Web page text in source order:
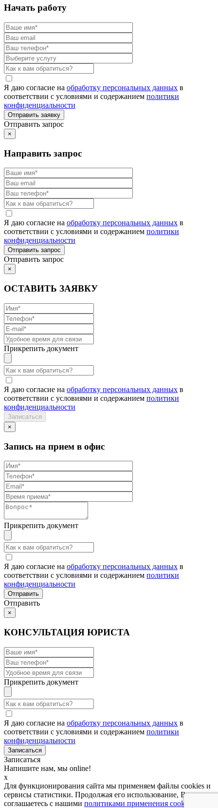
Начать работу
Я даю согласие на обработку персональных данных в
соответствии с условиями и содержанием политики
конфиденциальности
Отправить запрос
×
Направить запрос
Я даю согласие на обработку персональных данных в
соответствии с условиями и содержанием политики
конфиденциальности
Отправить запрос
×
ОСТАВИТЬ ЗАЯВКУ
Прикрепить документ
Я даю согласие на обработку персональных данных в
соответствии с условиями и содержанием политики
конфиденциальности
×
Запись на прием в офис
Прикрепить документ
Я даю согласие на обработку персональных данных в
соответствии с условиями и содержанием политики
конфиденциальности
Отправить
×
КОНСУЛЬТАЦИЯ ЮРИСТА
Прикрепить документ
Я даю согласие на обработку персональных данных в
соответствии с условиями и содержанием политики
конфиденциальности
Записаться
Напишите нам, мы online!
x
Для функционирования сайта мы применяем файлы cookies и
сервисы статистики. Продолжая его использование, Вы
соглашаетесь с нашими политиками применения cookies и